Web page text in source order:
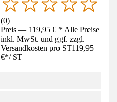
(0)
Preis — 119,95 € * Alle Preise
inkl. MwSt. und ggf. zzgl.
Versandkosten pro ST119,95
€*/ ST